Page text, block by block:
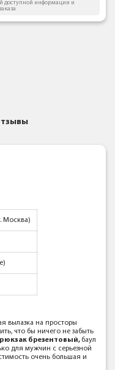
доступной информации и
Москва)
вылазка на просторы
что бы ничего не забыть
рюкзак брезентовый, баул
для мужчин с серьезной
очень большая и